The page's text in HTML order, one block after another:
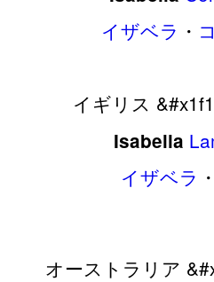
イザベラ ・
イギリス
Isabella
イザベラ ・
オーストラリア